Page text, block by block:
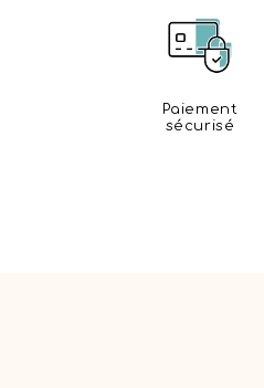
Paiement
sécurisé